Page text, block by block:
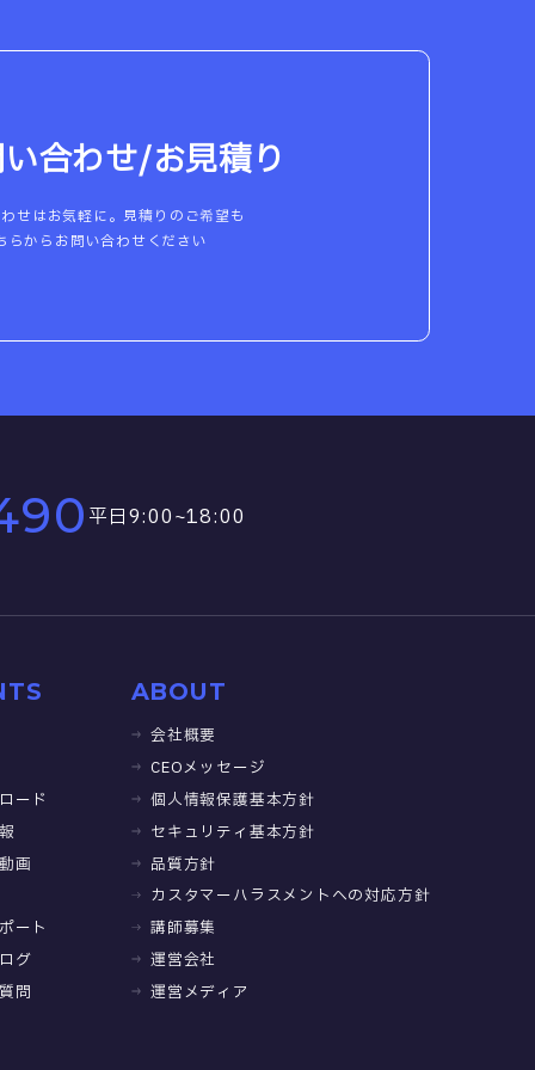
合わせ/お見積り
せはお気軽に。見積りのご希望も
らからお問い合わせください
平日9:00~18:00
ード
画
ート
グ
問
ABOUT
会社概要
CEOメッセージ
個人情報保護基本方針
セキュリティ基本方針
品質方針
カスタマーハラスメントへの対応方針
講師募集
運営会社
運営メディア